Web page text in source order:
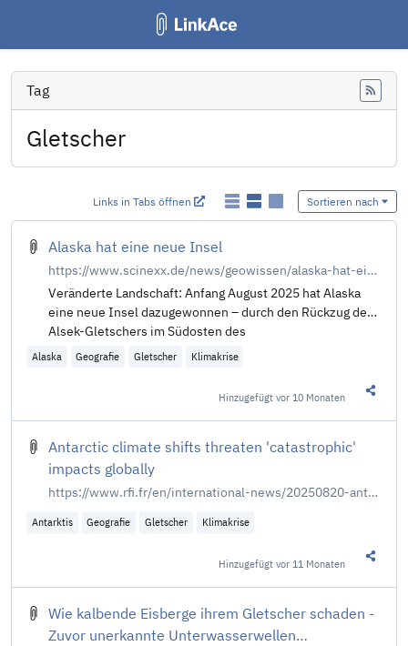
Tag
Gletscher
Links in Tabs öffnen Sortieren nach
Alaska hat eine neue Insel
https://www.scinexx.de/news/geowissen/alaska-hat-eine-neue-insel/
Veränderte Landschaft: Anfang August 2025 hat Alaska
eine neue Insel dazugewonnen – durch den Rückzug des
Alsek-Gletschers im Südosten des
Alaska Geografie Gletscher Klimakrise
Hinzugefügtvor 10 Monaten
Antarctic climate shifts threaten 'catastrophic'
impacts globally
https://www.rfi.fr/en/international-news/20250820-antarctic-climate-shifts-threaten-catastrophic-impacts-globally
Antarktis Geografie Gletscher Klimakrise
Hinzugefügtvor 11 Monaten
Wie kalbende Eisberge ihrem Gletscher schaden -
Zuvor unerkannte Unterwasserwellen